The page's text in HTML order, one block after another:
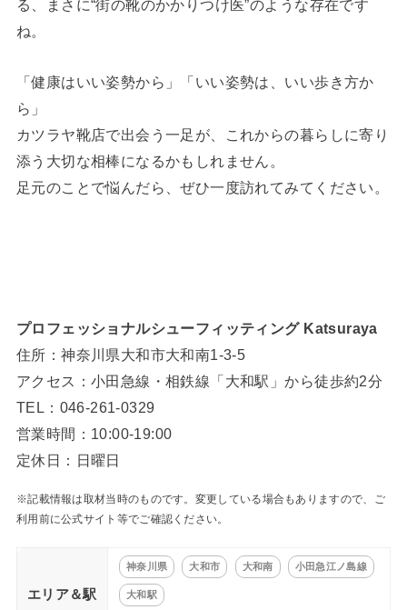
る、まさに“街の靴のかかりつけ医”のような存在です
ね。
「健康はいい姿勢から」「いい姿勢は、いい歩き方か
ら」
カツラヤ靴店で出会う一足が、これからの暮らしに寄り
添う大切な相棒になるかもしれません。
足元のことで悩んだら、ぜひ一度訪れてみてください。
プロフェッショナルシューフィッティング Katsuraya
住所：神奈川県大和市大和南1-3-5
アクセス：小田急線・相鉄線「大和駅」から徒歩約2分
TEL：046-261-0329
営業時間：10:00-19:00
定休日：日曜日
※記載情報は取材当時のものです。変更している場合もありますので、ご
利用前に公式サイト等でご確認ください。
エリア＆駅
神奈川県 大和市 大和南 小田急江ノ島線
大和駅